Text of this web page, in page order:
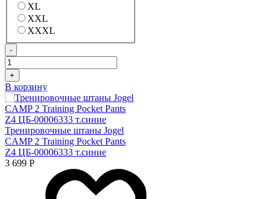
XL
XXL
XXXL
-
+
В корзину
Тренировочные штаны Jogel
CAMP 2 Training Pocket Pants
Z4 ЦБ-00006333 т.синие
3 699 Р